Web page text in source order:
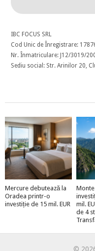
IBC FOCUS SRL
Cod Unic de Înregistrare:
Nr. Înmatriculare: J12/3019/
Sediu social: Str. Arinilor 20,
Mercure debutează la
Oradea printr-o
investiție de 15 mil. EUR
mil.
de 4
©